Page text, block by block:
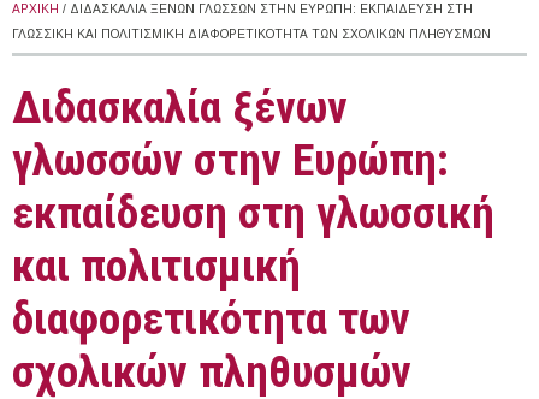
ΑΡΧΙΚΉ / ΔΙΔΑΣΚΑΛΊΑ ΞΈΝΩΝ ΓΛΩΣΣΏΝ ΣΤΗΝ ΕΥΡΏΠΗ: ΕΚΠΑΊΔΕΥΣΗ ΣΤΗ
ΓΛΩΣΣΙΚΉ ΚΑΙ ΠΟΛΙΤΙΣΜΙΚΉ ΔΙΑΦΟΡΕΤΙΚΌΤΗΤΑ ΤΩΝ ΣΧΟΛΙΚΏΝ ΠΛΗΘΥΣΜΏΝ
Διδασκαλία ξένων
γλωσσών στην Ευρώπη:
εκπαίδευση στη γλωσσική
και πολιτισμική
διαφορετικότητα των
σχολικών πληθυσμών